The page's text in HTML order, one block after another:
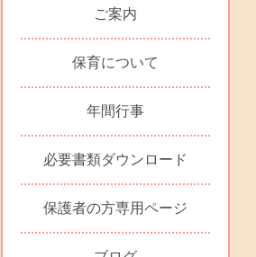
ご案内
保育について
年間行事
必要書類ダウンロード
保護者の方専用ページ